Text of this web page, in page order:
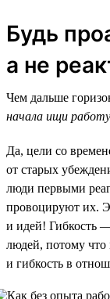
Будь
а не
Чем дальше
начала ищи
Да, цели со
от старых
люди первыми
провоцируют их.
и идей! Гибкость
людей, потому
и гибкость в